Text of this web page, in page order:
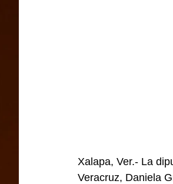
Xalapa, Ver.- La
Veracruz, Daniela